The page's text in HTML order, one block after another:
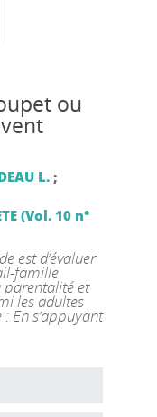
ou
L.;
(Vol. 10 n°
est d’évaluer
famille
parentalité et
les adultes
En s’appuyant